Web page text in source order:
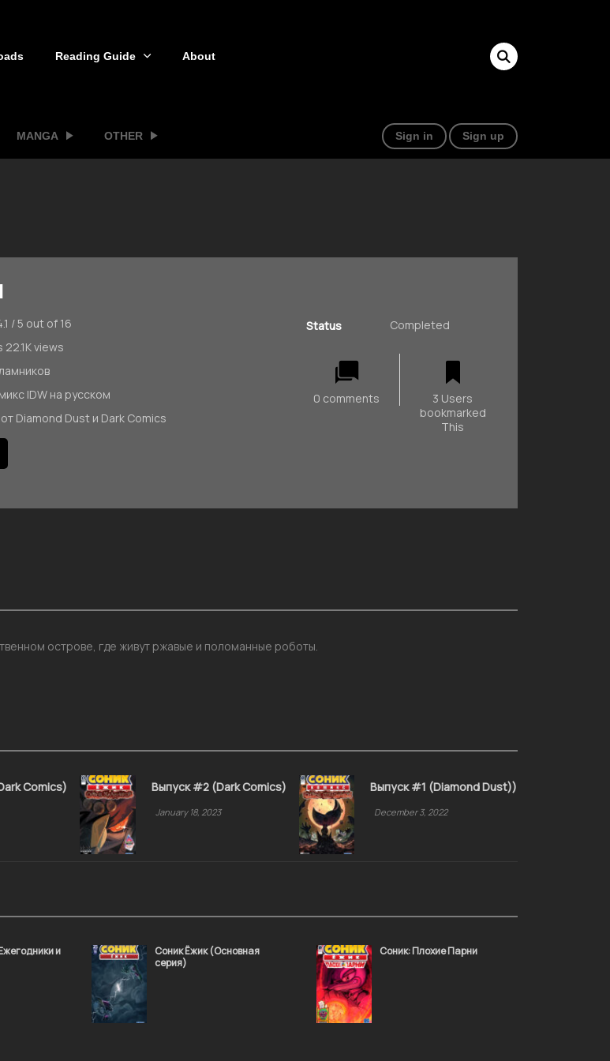
Reading Guide About
MANGA OTHER Sign in Sign up
/5 out of 16
22.1K views
IDW на русском
Diamond Dust и Dark Comics
Status Completed
0 comments
3 Users
bookmarked
This
острове, где живут ржавые и поломанные роботы.
Comics) Выпуск #2 (Dark Comics)
January 18, 2023
Выпуск #1 (Diamond Dust))
December 3, 2022
и
Соник Ёжик (Основная
серия)
Соник: Плохие Парни